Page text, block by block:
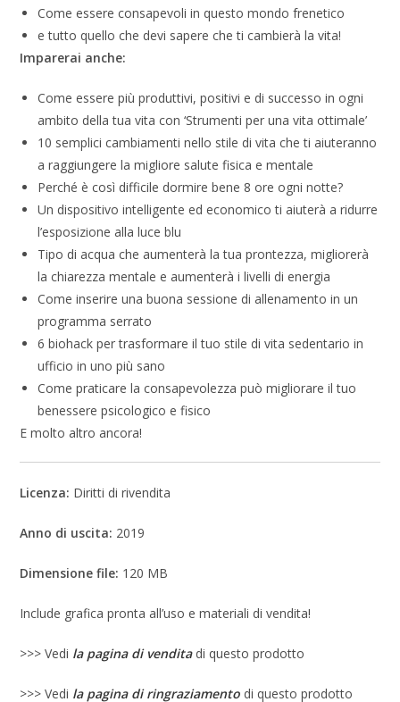
Come essere consapevoli in questo mondo frenetico
e tutto quello che devi sapere che ti cambierà la vita!
Imparerai anche:
Come essere più produttivi, positivi e di successo in ogni
ambito della tua vita con ‘Strumenti per una vita ottimale’
10 semplici cambiamenti nello stile di vita che ti aiuteranno
a raggiungere la migliore salute fisica e mentale
Perché è così difficile dormire bene 8 ore ogni notte?
Un dispositivo intelligente ed economico ti aiuterà a ridurre
l’esposizione alla luce blu
Tipo di acqua che aumenterà la tua prontezza, migliorerà
la chiarezza mentale e aumenterà i livelli di energia
Come inserire una buona sessione di allenamento in un
programma serrato
6 biohack per trasformare il tuo stile di vita sedentario in
ufficio in uno più sano
Come praticare la consapevolezza può migliorare il tuo
benessere psicologico e fisico
E molto altro ancora!
Licenza: Diritti di rivendita
Anno di uscita: 2019
Dimensione file: 120 MB
Include grafica pronta all’uso e materiali di vendita!
>>> Vedi la pagina di venditadi questo prodotto
>>> Vedi la pagina di ringraziamento di questo prodotto